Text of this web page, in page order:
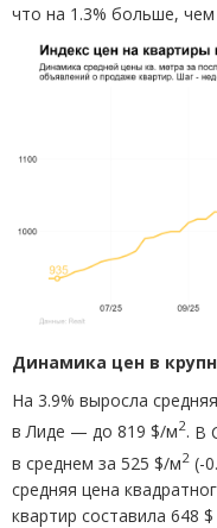
что на 1.3% больше, чем
Динамика цен в
На 3.9% выросла
в Лиде — до 819 $/м2. В
в среднем за 525 $/м2 (-
средняя цена
квартир составила 648 $